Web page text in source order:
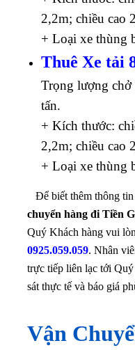
2,2m; chiều cao
+ Loại xe thùng
Thuê Xe tải
Trọng lượng chở
tấn.
+ Kích thước:
2,2m; chiều cao
+ Loại xe thùng
Để biết thêm thông
chuyển hàng đi Tiền
Quý Khách hàng vui
0925.059.059. Nhân
trực tiếp liên lạc tới
sát thực tế và báo giá
Vận